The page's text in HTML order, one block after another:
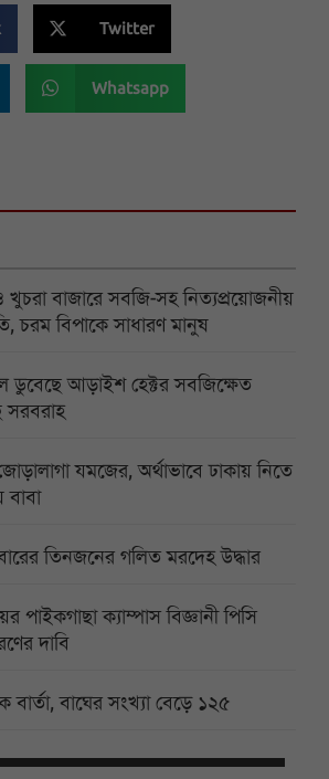
Twitter
Whatsapp
খুচরা বাজারে সবজি-সহ নিত্যপ্রয়োজনীয়
চরম বিপাকে সাধারণ মানুষ
ডুবেছে আড়াইশ হেক্টর সবজিক্ষেত
সরবরাহ
যমজের, অর্থাভাবে ঢাকায় নিতে
তিনজনের গলিত মরদেহ উদ্ধার
পাইকগাছা ক্যাম্পাস বিজ্ঞানী পিসি
দাবি
বাঘের সংখ্যা বেড়ে ১২৫